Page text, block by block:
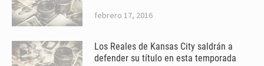
febrero 17, 2016
Los Reales de Kansas City saldrán a
defender su título en esta temporada